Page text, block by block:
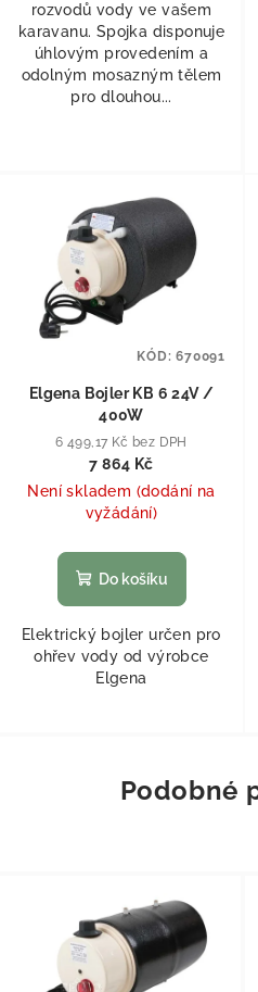
rozvodů vody ve vašem
karavanu. Spojka disponuje
úhlovým provedením a
odolným mosazným tělem
pro dlouhou...
Elgena Bojler KB 6 24V /
400W
6 499,17 Kč bez DPH
7 864 Kč
Není skladem (dodání na
vyžádání)
Do košíku
Elektrický bojler určen pro
ohřev vody od výrobce
Elgena
KÓD:670091
Podobné